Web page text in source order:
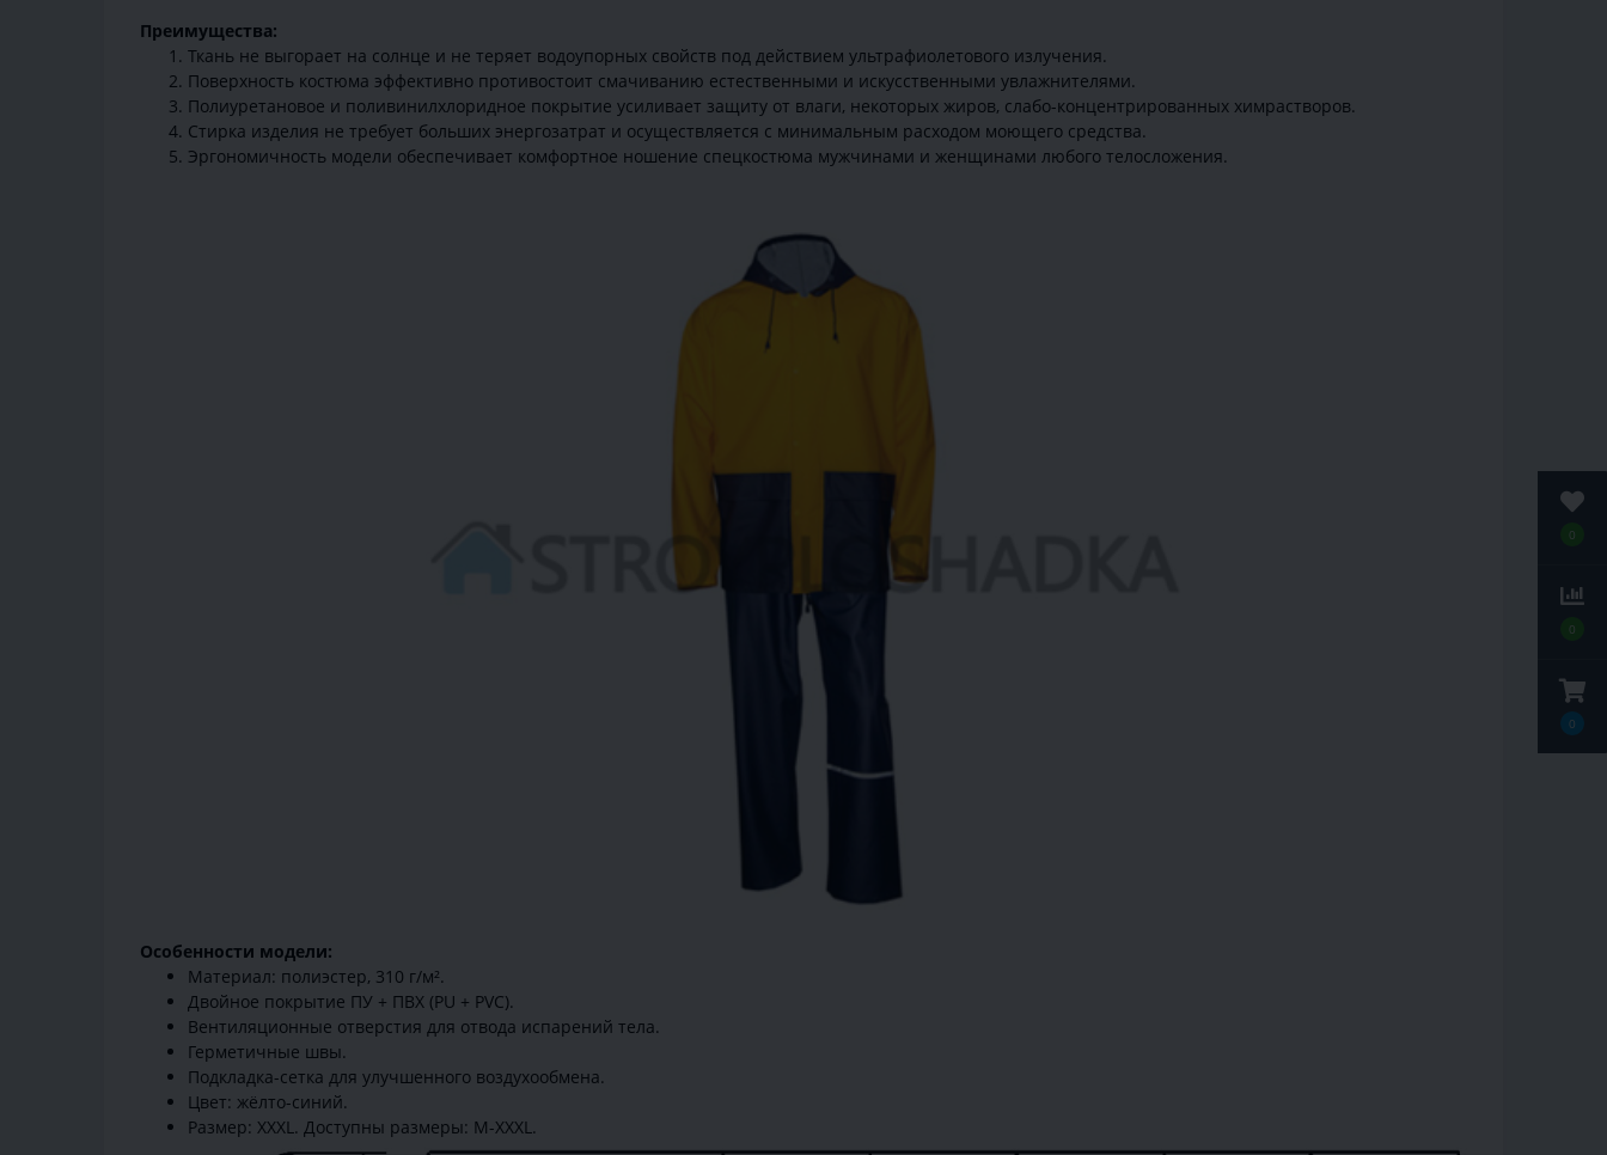
0
0
0
Преимущества:
Ткань не выгорает на солнце и не теряет водоупорных свойств под действием ультрафиолетового излучения.
Поверхность костюма эффективно противостоит смачиванию естественными и искусственными увлажнителями.
Полиуретановое и поливинилхлоридное покрытие усиливает защиту от влаги, некоторых жиров, слабо-концентрированных химрастворов.
Стирка изделия не требует больших энергозатрат и осуществляется с минимальным расходом моющего средства.
Эргономичность модели обеспечивает комфортное ношение спецкостюма мужчинами и женщинами любого телосложения.
Особенности модели:
Материал: полиэстер, 310 г/м².
Двойное покрытие ПУ + ПВХ (PU + PVC).
Вентиляционные отверстия для отвода испарений тела.
Герметичные швы.
Подкладка-сетка для улучшенного воздухообмена.
Цвет: жёлто-синий.
Размер: XXXL. Доступны размеры: M-XXXL.